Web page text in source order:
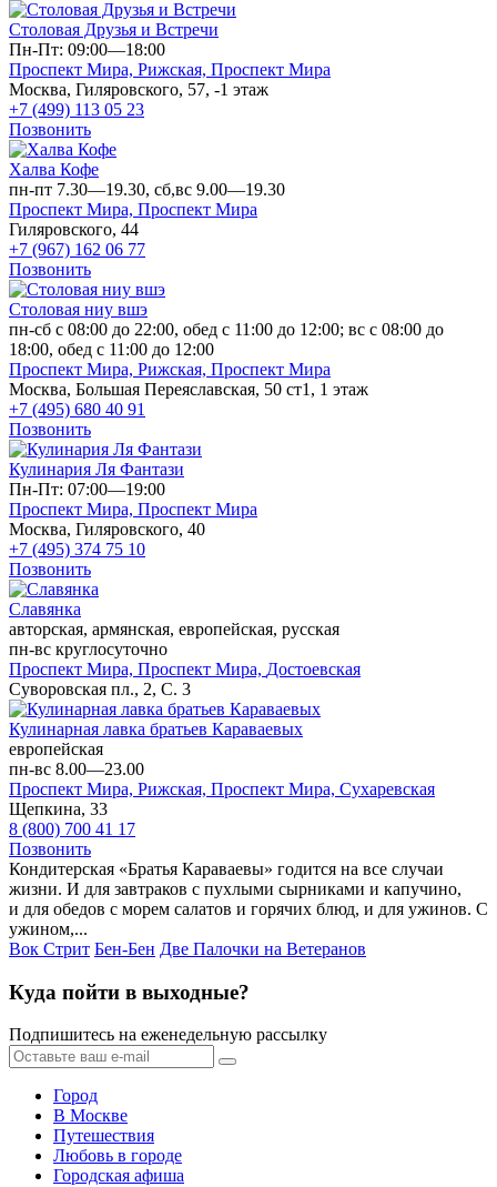
Столовая Друзья и Встречи
Пн-Пт: 09:00—18:00
Проспект Мира, Рижская, Проспект Мира
Москва, Гиляровского, 57, -1 этаж
+7 (499) 113 05 23
Позвонить
Халва Кофе
пн-пт 7.30—19.30, сб,вс 9.00—19.30
Проспект Мира, Проспект Мира
Гиляровского, 44
+7 (967) 162 06 77
Позвонить
Столовая ниу вшэ
пн-сб с 08:00 до 22:00, обед с 11:00 до 12:00; вс с 08:00 до
18:00, обед с 11:00 до 12:00
Проспект Мира, Рижская, Проспект Мира
Москва, Большая Переяславская, 50 ст1, 1 этаж
+7 (495) 680 40 91
Позвонить
Кулинария Ля Фантази
Пн-Пт: 07:00—19:00
Проспект Мира, Проспект Мира
Москва, Гиляровского, 40
+7 (495) 374 75 10
Позвонить
Славянка
авторская, армянская, европейская, русская
пн-вс круглосуточно
Проспект Мира, Проспект Мира, Достоевская
Суворовская пл., 2, С. 3
Кулинарная лавка братьев Караваевых
европейская
пн-вс 8.00—23.00
Проспект Мира, Рижская, Проспект Мира, Сухаревская
Щепкина, 33
8 (800) 700 41 17
Позвонить
Кондитерская «Братья Караваевы» годится на все случаи
жизни. И для завтраков с пухлыми сырниками и капучино,
и для обедов с морем салатов и горячих блюд, и для ужинов. С
ужином,...
Вок Стрит Бен-Бен Две Палочки на Ветеранов
Куда пойти в выходные?
Подпишитесь на еженедельную рассылку
Город
В Москве
Путешествия
Любовь в городе
Городская афиша